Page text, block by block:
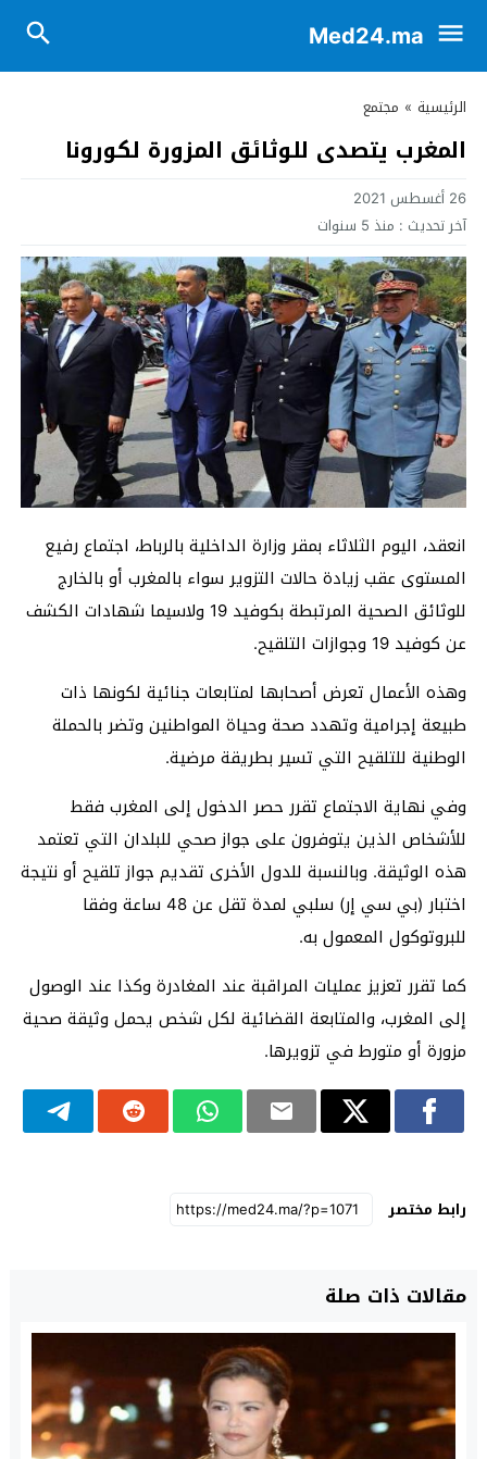
Med24.ma
الرئيسية » مجتمع
المغرب يتصدى للوثائق المزورة لكورونا
26 أغسطس 2021
آخر تحديث : منذ 5 سنوات
انعقد، اليوم الثلاثاء بمقر وزارة الداخلية بالرباط، اجتماع رفيع
المستوى عقب زيادة حالات التزوير سواء بالمغرب أو بالخارج
للوثائق الصحية المرتبطة بكوفيد 19 ولاسيما شهادات الكشف
عن كوفيد 19 وجوازات التلقيح.
وهذه الأعمال تعرض أصحابها لمتابعات جنائية لكونها ذات
طبيعة إجرامية وتهدد صحة وحياة المواطنين وتضر بالحملة
الوطنية للتلقيح التي تسير بطريقة مرضية.
وفي نهاية الاجتماع تقرر حصر الدخول إلى المغرب فقط
للأشخاص الذين يتوفرون على جواز صحي للبلدان التي تعتمد
هذه الوثيقة. وبالنسبة للدول الأخرى تقديم جواز تلقيح أو نتيجة
اختبار (بي سي إر) سلبي لمدة تقل عن 48 ساعة وفقا
للبروتوكول المعمول به.
كما تقرر تعزيز عمليات المراقبة عند المغادرة وكذا عند الوصول
إلى المغرب، والمتابعة القضائية لكل شخص يحمل وثيقة صحية
مزورة أو متورط في تزويرها.
رابط مختصر
مقالات ذات صلة